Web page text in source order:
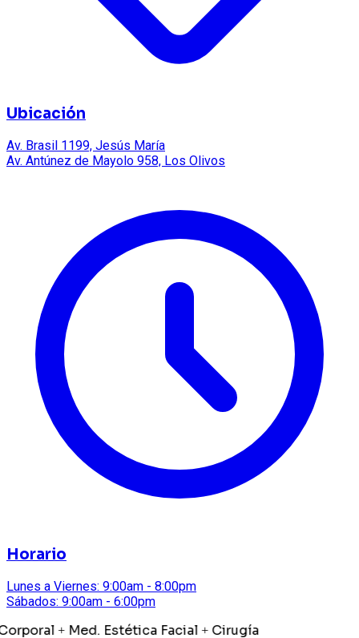
Ubicación
Av. Brasil 1199, Jesús María
Av. Antúnez de Mayolo 958, Los Olivos
Horario
Lunes a Viernes: 9:00am - 8:00pm
Sábados: 9:00am - 6:00pm
+ Med. Estética Facial+ Cirugía